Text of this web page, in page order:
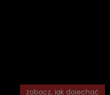
zobacz, jak dojechać